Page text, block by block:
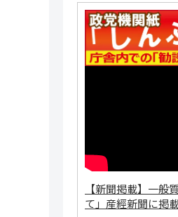
【新聞掲載】一般
て」産經新聞に掲